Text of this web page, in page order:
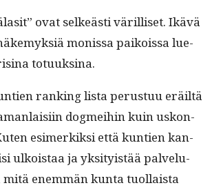
ovat selkeästi väril­liset. Ikävä
monis­sa paikois­sa lue­
totuuksina.
rank­ing lista perus­tuu eräiltä
dog­mei­hin kuin uskon­
esimerkik­si että kun­tien kan­
ulkois­taa ja yksi­ty­istää palvelu­
mitä enem­män kun­ta tuol­laista